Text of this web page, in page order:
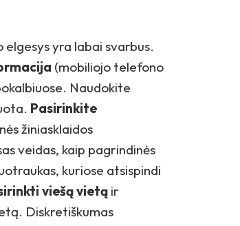
yra labai svarbus.
(mobiliojo telefono
Naudokite
Pasirinkite
žiniasklaidos
veidas, kaip pagrindinės
kuriose atsispindi
viešą vietą ir
Diskretiškumas